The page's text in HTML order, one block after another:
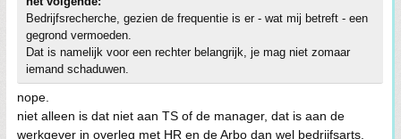
Bedrijfsrecherche, gezien de frequentie is er - wat mij betreft - een
gegrond vermoeden.
Dat is namelijk voor een rechter belangrijk, je mag niet zomaar
iemand schaduwen.
nope.
niet alleen is dat niet aan TS of de manager, dat is aan de
werkgever in overleg met HR en de Arbo dan wel bedrijfsarts.